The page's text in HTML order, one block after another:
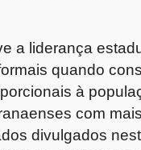
a liderança
quando
à
com
divulgados